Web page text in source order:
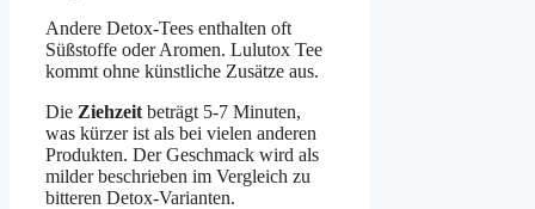
Andere Detox-Tees enthalten oft
Süßstoffe oder Aromen. Lulutox Tee
kommt ohne künstliche Zusätze aus.
Die Ziehzeit beträgt 5-7 Minuten,
was kürzer ist als bei vielen anderen
Produkten. Der Geschmack wird als
milder beschrieben im Vergleich zu
bitteren Detox-Varianten.